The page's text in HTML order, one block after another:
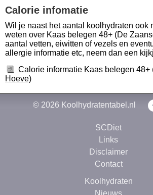
Calorie infomatie
Wil je naast het aantal koolhydraten ook
weten over Kaas belegen 48+ (De
aantal vetten, eiwitten of vezels en
allergie informatie etc, neem dan een
Calorie informatie Kaas belegen 48+
Hoeve)
© 2026 Koolhydratentabel.nl
SCDiet
Links
Disclaimer
Contact
Koolhydraten
Nieuws